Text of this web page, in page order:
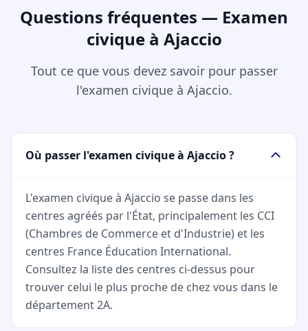
Questions fréquentes — Examen
civique à Ajaccio
Tout ce que vous devez savoir pour passer
l'examen civique à Ajaccio.
Où passer l'examen civique à Ajaccio ?
L'examen civique à Ajaccio se passe dans les
centres agréés par l'État, principalement les CCI
(Chambres de Commerce et d'Industrie) et les
centres France Éducation International.
Consultez la liste des centres ci-dessus pour
trouver celui le plus proche de chez vous dans le
département 2A.